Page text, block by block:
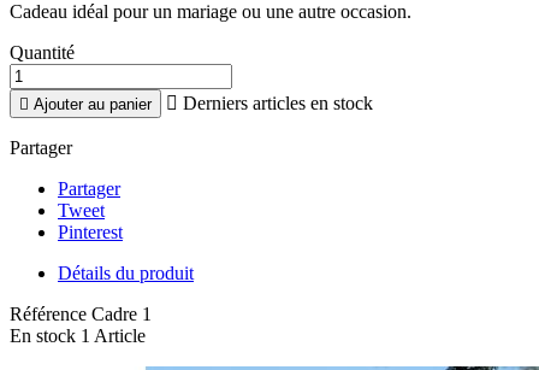
Cadeau idéal pour un mariage ou une autre occasion.
Quantité
 Ajouter au panier  Derniers articles en stock
Partager
Partager
Tweet
Pinterest
Détails du produit
Référence Cadre 1
En stock 1 Article